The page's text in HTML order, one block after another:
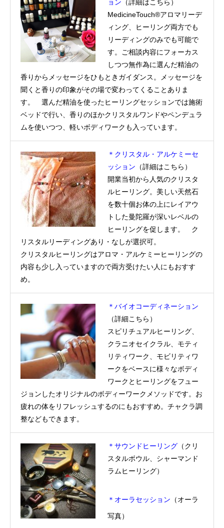
ョン （詳細はこちら ）
MedicineTouch®アロマリーデ
ィング、ヒーリング両方でも
リーディングのみでも可能で
す。ご相談内容にフォーカス
しつつ無作為に選んだ精油の
香りからメッセージをひもときガイダンス。メッセージを
聞くと香りの印象がその場で変わってくることありま
す。 選んだ精油を使ったヒーリングセッションでは施術
ベッドで行い、香りのほかクリスタルワンドやペンデュラ
ムを使いつつ、軽いボディワークも入っています。
＊クリスタル・アルケミーセ
ッション （詳細はこちら ）
開業当初から人気のクリスタ
ルヒーリング。美しい天然石
を数十個お体の上にレイアウ
トした曼陀羅が深いレベルの
ヒーリングを促します。 ク
リスタルリーディングあり・なしが選択可。
クリスタルヒーリングはアロマ・アルケミーヒーリングの
内容も少し入っていますので両方受けたい人にもおすす
め。
＊バイオコーディネーション
（詳細こちら ）
スピリチュアルヒーリング、
クラニオセイクラル、モティ
リティワーク、モビリティワ
ークをベースに様々なボディ
ワークとヒーリングをフュー
ジョンしたオリジナルのボディーワークメソッドです。お
疲れの体をリフレッシュするのにもおすすめ。チャクラ調
整などもできます。
＊サウンドヒーリング （クリ
スタルボウル、シャーマンド
ラムヒーリング）
＊オーラセッション （オーラ
写真）